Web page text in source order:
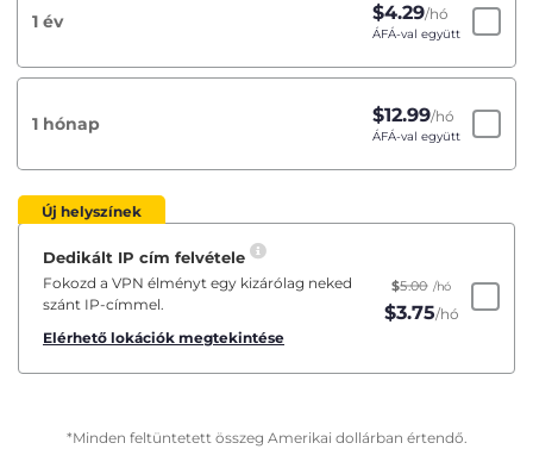
1 év $4.29/hó
ÁFÁ-val együtt
1 hónap $12.99/hó
ÁFÁ-val együtt
Új helyszínek
Dedikált IP cím felvétele
Fokozd a VPN élményt egy kizárólag neked
szánt IP-címmel.
Elérhető lokációk megtekintése
$5.00 /hó
$3.75/hó
*Minden feltüntetett összeg Amerikai dollárban értendő.